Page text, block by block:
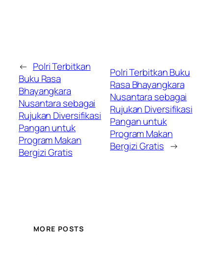
← Polri Terbitkan
Buku Rasa
Bhayangkara
Nusantara sebagai
Rujukan Diversifikasi
Pangan untuk
Program Makan
Bergizi Gratis
Polri Terbitkan Buku
Rasa Bhayangkara
Nusantara sebagai
Rujukan Diversifikasi
Pangan untuk
Program Makan
Bergizi Gratis →
MORE POSTS